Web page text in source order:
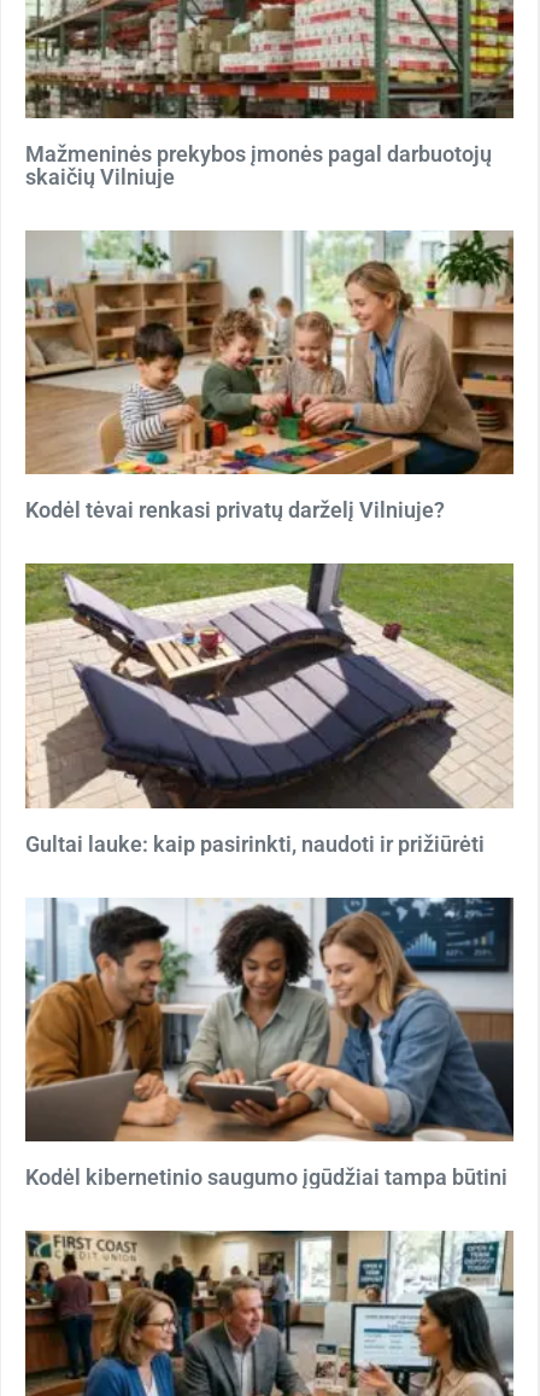
Mažmeninės prekybos įmonės pagal darbuotojų
skaičių Vilniuje
Kodėl tėvai renkasi privatų darželį Vilniuje?
Gultai lauke: kaip pasirinkti, naudoti ir prižiūrėti
Kodėl kibernetinio saugumo įgūdžiai tampa būtini